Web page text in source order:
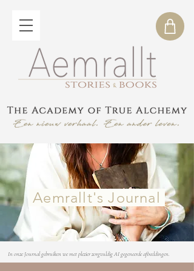
Aemrallt's Journal
In onze Journal gebruiken we met plezier zorgvuldig AI gegeneerde afbeeldingen.